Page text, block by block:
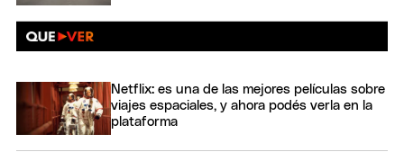
Netflix: es una de las mejores películas sobre
viajes espaciales, y ahora podés verla en la
plataforma